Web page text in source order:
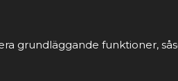
grundläggande funktioner,